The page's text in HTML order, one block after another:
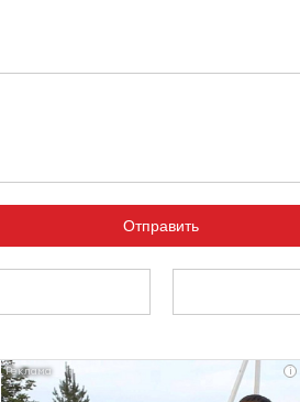
Отправить
i